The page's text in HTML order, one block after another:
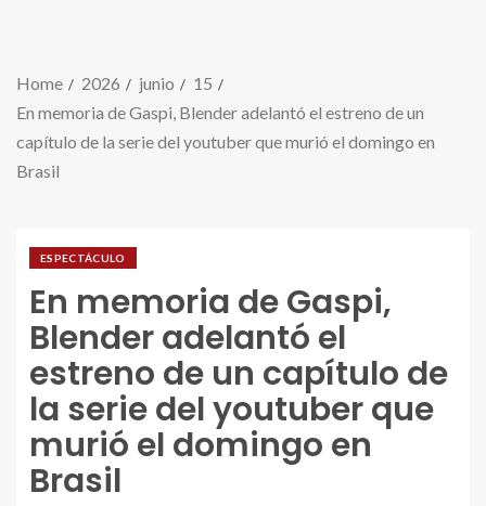
Home 2026 junio
15
En memoria de Gaspi, Blender adelantó el estreno de un
capítulo de la serie del youtuber que murió el domingo en
Brasil
ESPECTÁCULO
En memoria de Gaspi,
Blender adelantó el
estreno de un capítulo de
la serie del youtuber que
murió el domingo en
Brasil